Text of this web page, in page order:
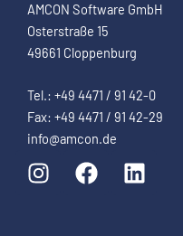
AMCON Software GmbH
Osterstraße 15
49661 Cloppenburg
Tel.: +49 4471 / 91 42-0
Fax: +49 4471 / 91 42-29
info@amcon.de
I
n
F
a
L
i